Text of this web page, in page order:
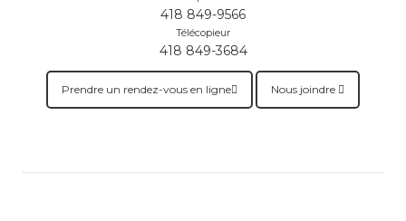
418 849-9566
Télécopieur
418 849-3684
Prendre un rendez-vous en ligne Nous joindre